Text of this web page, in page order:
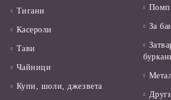
Тигани
Касероли
Тави
Чайници
Купи, шоли, джезвета
За